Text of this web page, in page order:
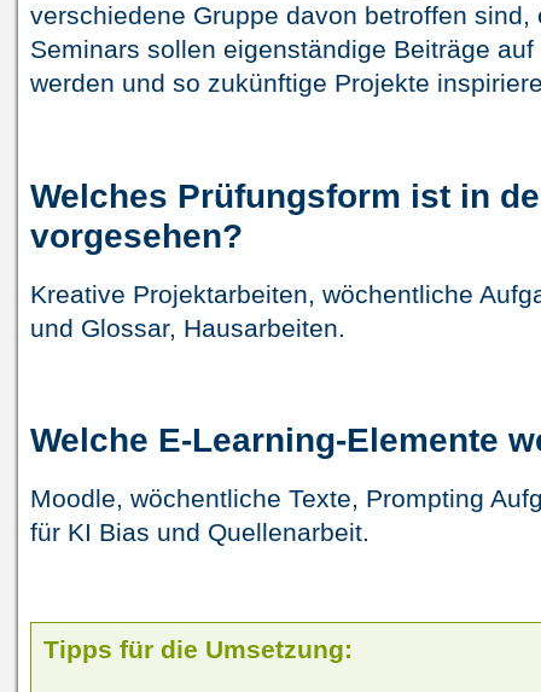
verschiedene Gruppe davon betroffen
Seminars sollen eigenständige Beiträge
werden und so zukünftige Projekte
Welches Prüfungsform ist in
vorgesehen?
Kreative Projektarbeiten, wöchentliche
und Glossar, Hausarbeiten.
Welche E-Learning-Elemente
Moodle, wöchentliche Texte, Prompting
für KI Bias und Quellenarbeit.
Tipps für die Umsetzung: